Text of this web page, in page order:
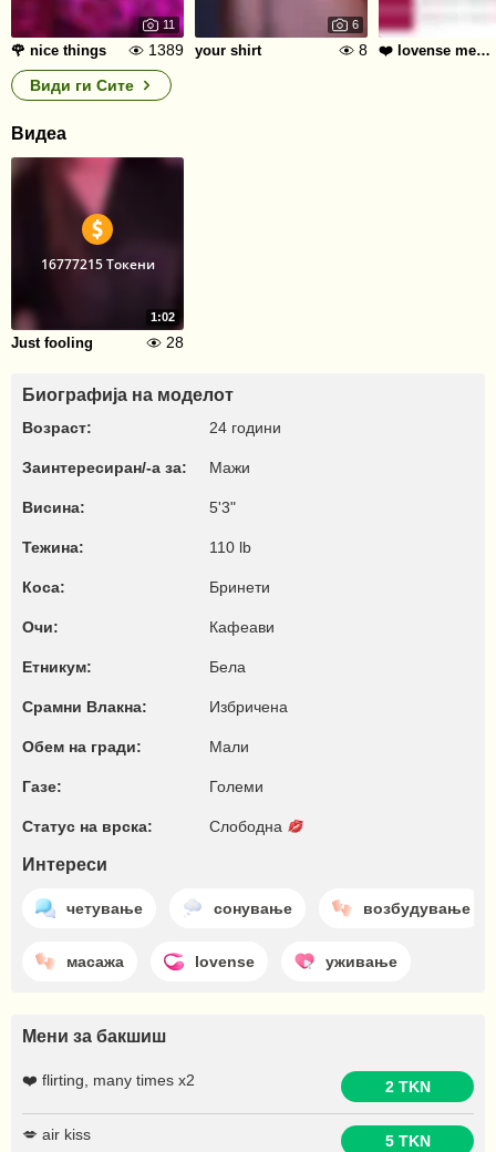
11
🌹 nice things 1389
6
your shirt 8 ❤️ lovense menu
Види ги Сите
Видеа
1:02
16777215 Токени
Just fooling 28
Биографија на моделот
Возраст: 24 години
Заинтересиран/-а за: Мажи
Висина: 5'3"
Тежина: 110 lb
Коса: Бринети
Очи: Кафеави
Етникум: Бела
Срамни Влакна: Избричена
Обем на гради: Мали
Газе: Големи
Статус на врска: Слободна
Интереси
четување сонување возбудување
масажа lovense уживање
Мени за бакшиш
❤️ flirting, many times x2 2 TKN
💋 air kiss 5 TKN